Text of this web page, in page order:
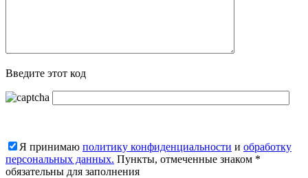
Введите этот код
Я принимаю политику конфиденциальности и обработку
персональных данных. Пункты, отмеченные знаком *
обязательны для заполнения